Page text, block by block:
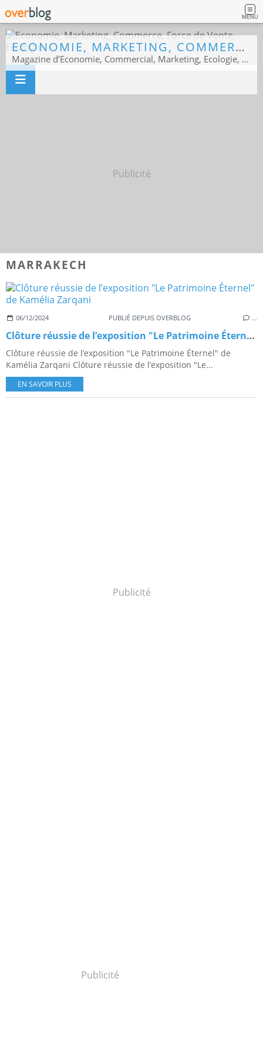
MENU
ECONOMIE, MARKETING, COMMERCE, FORCE DE VENTE, ECOLOGIE
Magazine d’Economie, Commercial, Marketing, Ecologie, Sport business
Publicité
MARRAKECH
06/12/2024 PUBLIÉ DEPUIS OVERBLOG …
Clôture réussie de l’exposition "Le Patrimoine Éternel" de Kamélia Zarqani
Clôture réussie de l’exposition "Le Patrimoine Éternel" de
Kamélia Zarqani Clôture réussie de l’exposition "Le...
EN SAVOIR PLUS
Publicité
Publicité